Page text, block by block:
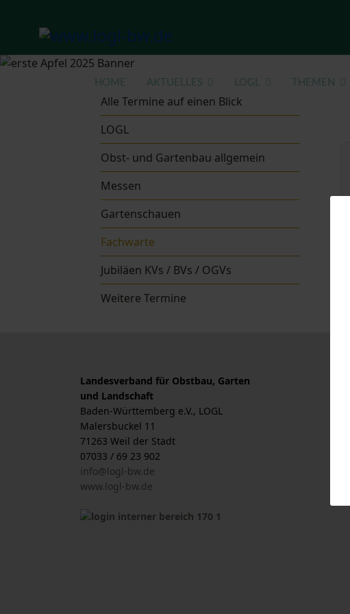
HOME AKTUELLES LOGL THEMEN
Alle Termine auf einen Blick
LOGL
Obst- und Gartenbau allgemein
Messen
Gartenschauen
Fachwarte
Jubiläen KVs / BVs / OGVs
Weitere Termine
Landesverband für Obstbau, Garten
und Landschaft
Baden-Württemberg e.V., LOGL
Malersbuckel 11
71263 Weil der Stadt
07033 / 69 23 902
info@logl-bw.de
www.logl-bw.de